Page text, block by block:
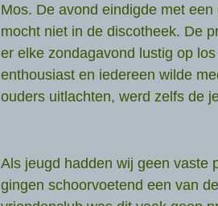
Mos. De avond eindigde met
mocht niet in de discotheek. De
er elke zondagavond lustig op
enthousiast en iedereen wilde
ouders uitlachten, werd zelfs de
Als jeugd hadden wij geen vaste
gingen schoorvoetend een van